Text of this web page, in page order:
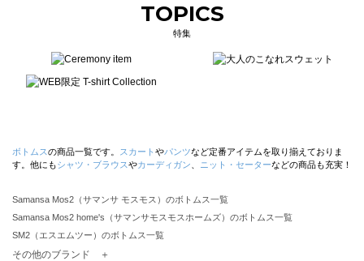
TOPICS
特集
ボトムスの商品一覧です。 スカート やパンツなど定番アイテムを取り揃えておりま
す。他にもシャツ・ブラウスやカーディガン ニット・セーターなどの商品も充実！
Samansa Mos2（サマンサ モスモス）のボトムス一覧
Samansa Mos2 home's（サマンサモスモスホームズ）のボトムス一覧
SM2（エスエムツー）のボトムス一覧
TSUHARU by Samansa Mos2（ツハルバイサマンサモスモス）のボトムス一覧
その他のブランド ＋